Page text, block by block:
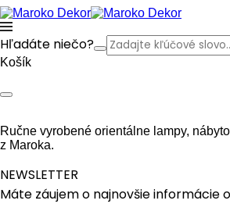
Hľadáte niečo?
Košík
Ručne vyrobené orientálne lampy,
z Maroka.
NEWSLETTER
Máte záujem o najnovšie informácie